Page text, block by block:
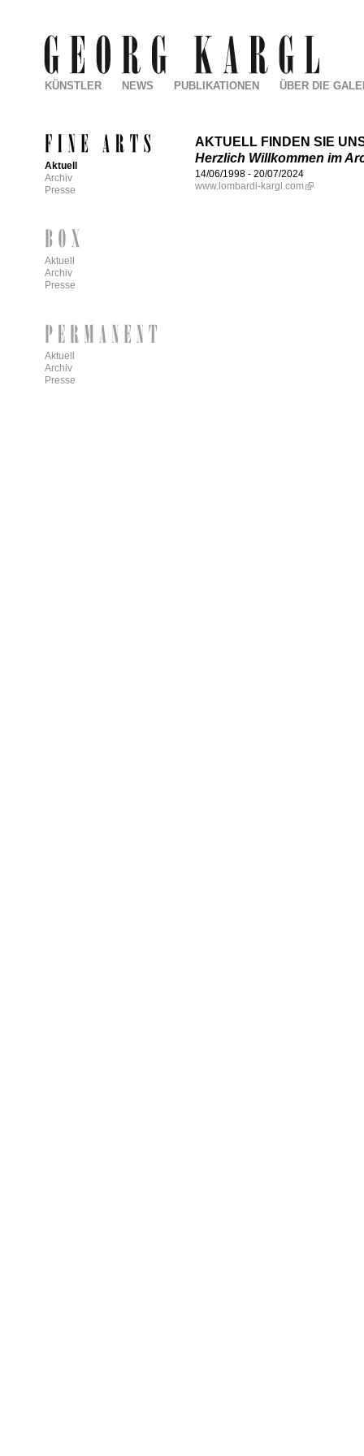
AKTUELL FINDEN SIE
Herzlich Willkommen im
14/06/1998 - 20/07/2024
www.lombardi-kargl.com
KÜNSTLER NEWS PUBLIKATIONEN ÜBER DIE
Aktuell
Archiv
Presse
Aktuell
Archiv
Presse
Aktuell
Archiv
Presse